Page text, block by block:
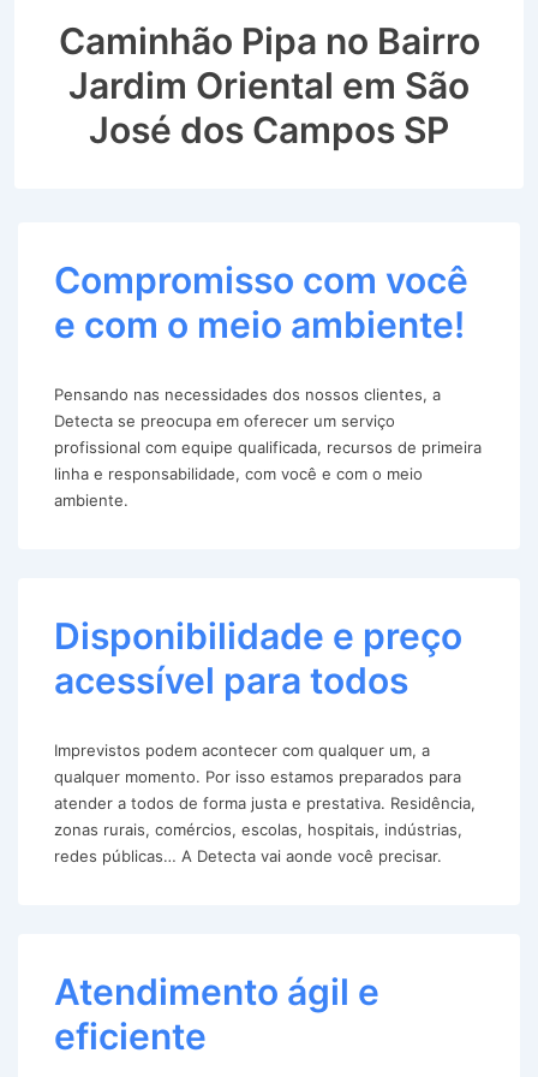
Caminhão Pipa no Bairro
Jardim Oriental em São
José dos Campos SP
Compromisso com você
e com o meio ambiente!
Pensando nas necessidades dos nossos clientes, a
Detecta se preocupa em oferecer um serviço
profissional com equipe qualificada, recursos de primeira
linha e responsabilidade, com você e com o meio
ambiente.
Disponibilidade e preço
acessível para todos
Imprevistos podem acontecer com qualquer um, a
qualquer momento. Por isso estamos preparados para
atender a todos de forma justa e prestativa. Residência,
zonas rurais, comércios, escolas, hospitais, indústrias,
redes públicas… A Detecta vai aonde você precisar.
Atendimento ágil e
eficiente